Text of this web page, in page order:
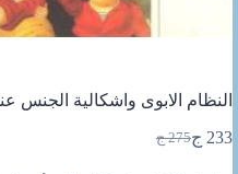
النظام الابوى واشكالية الجنس
275 ج
السعر
233 جالسعر